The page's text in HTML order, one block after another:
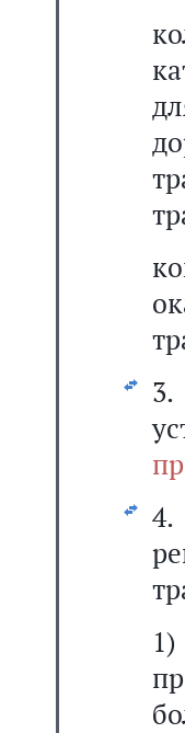
3.
4.